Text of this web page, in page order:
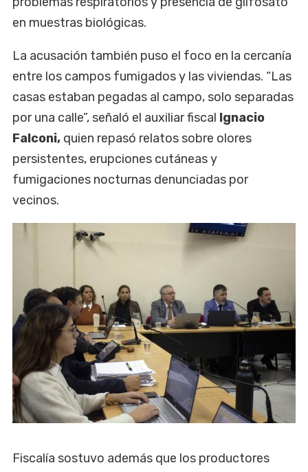
en muestras biológicas.
La acusación también puso el foco en la cercanía
entre los campos fumigados y las viviendas. “Las
casas estaban pegadas al campo, solo separadas
por una calle”, señaló el auxiliar fiscal Ignacio
Falconi, quien repasó relatos sobre olores
persistentes, erupciones cutáneas y
fumigaciones nocturnas denunciadas por
vecinos.
Fiscalía sostuvo además que los productores